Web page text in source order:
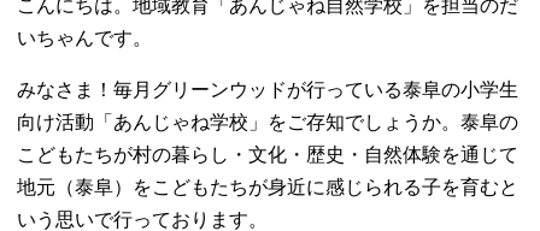
こんにちは。地域教育「あんじゃね自然学校」を担当のだ
いちゃんです。
みなさま！毎月グリーンウッドが行っている泰阜の小学生
向け活動「あんじゃね学校」をご存知でしょうか。泰阜の
こどもたちが村の暮らし・文化・歴史・自然体験を通じて
地元（泰阜）をこどもたちが身近に感じられる子を育むと
いう思いで行っております。